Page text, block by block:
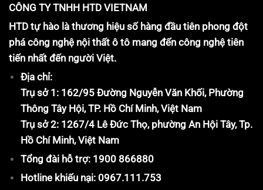
CÔNG TY TNHH HTD VIETNAM
HTD tự hào là thương hiệu số hàng đầu tiên phong đột
phá công nghệ nội thất ô tô mang đến công nghệ tiên
tiến nhất đến người Việt.
Địa chỉ:
Trụ sở 1: 162/95 Đường Nguyễn Văn Khối, Phường
Thông Tây Hội, TP. Hồ Chí Minh, Việt Nam
Trụ sở 2: 1267/4 Lê Đức Thọ, phường An Hội Tây, Tp.
Hồ Chí Minh, Việt Nam
Tổng đài hỗ trợ: 1900 866880
Hotline khiếu nại: 0967.111.753